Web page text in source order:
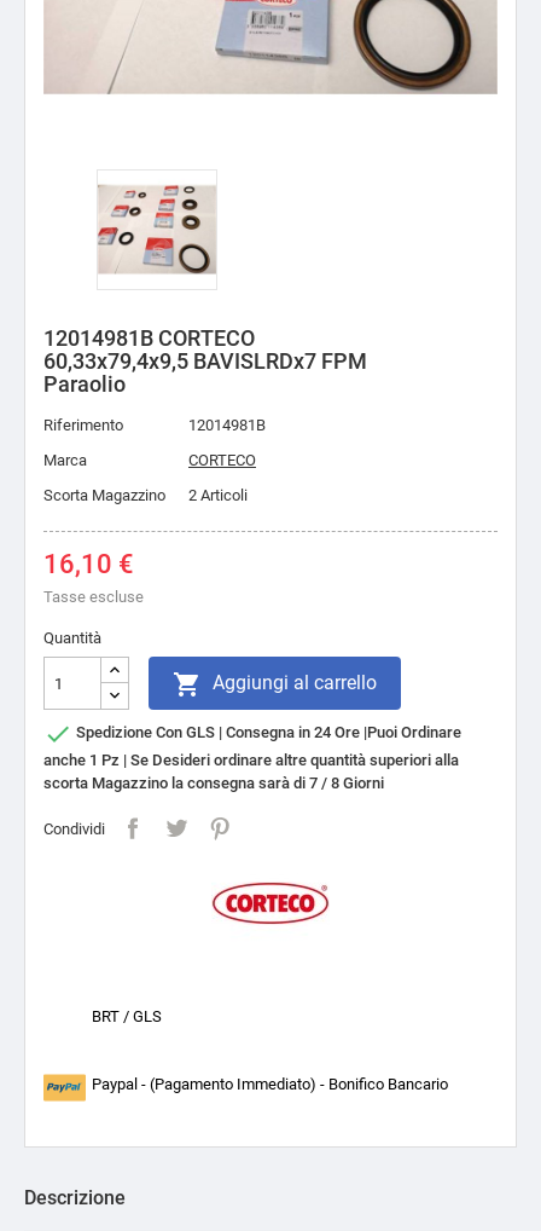
12014981B CORTECO
60,33x79,4x9,5 BAVISLRDx7 FPM
Paraolio
Riferimento
12014981B
Marca
CORTECO
Scorta Magazzino
2 Articoli
16,10 €
Tasse escluse
Quantità
 Aggiungi al carrello
 Spedizione Con GLS | Consegna in 24 Ore |Puoi Ordinare
anche 1 Pz | Se Desideri ordinare altre quantità superiori alla
scorta Magazzino la consegna sarà di 7 / 8 Giorni
Condividi
BRT / GLS
Paypal - (Pagamento Immediato) - Bonifico Bancario
Descrizione